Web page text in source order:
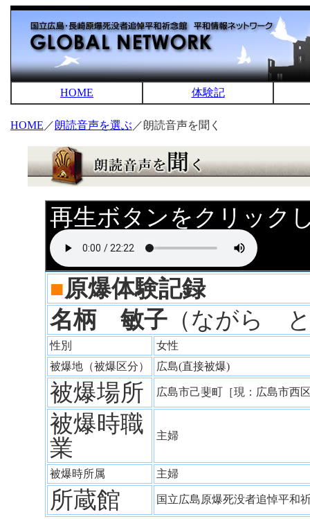
HOME 体験記
HOME ／朗読音声を選ぶ ／朗読音声を聞く
再生ボタンをクリック
■原爆体験記録
名柄 敏子 （ながら
性別
女性
被爆地（被爆区分）
広島(直接被爆)
被爆場所 広島市己斐町［現：広島市
被爆時職
業
主婦
被爆時所属 主婦
所蔵館 国立広島原爆死没者追悼平